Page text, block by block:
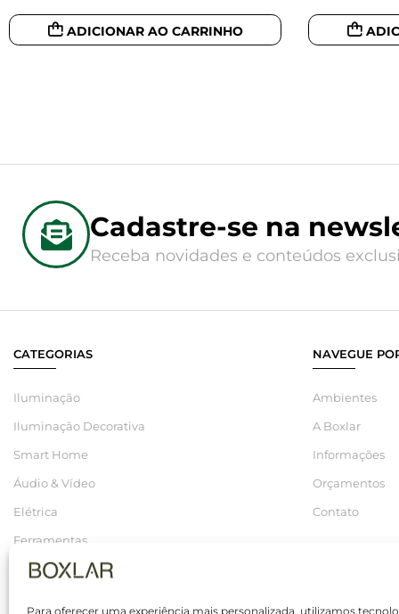
Para oferecer uma experiência mais personalizada, utilizamos
ADICIONAR AO CARRINHO
Cadastre-se na
Receba novidades e conteúdos
CATEGORIAS
Iluminação
Iluminação Decorativa
Smart Home
Áudio & Vídeo
Elétrica
Ferramentas
Hidráulica
NAVEGUE
Ambientes
A Boxlar
Informações
Orçamentos
Contato